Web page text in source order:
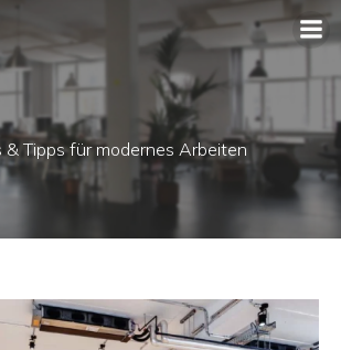
& Tipps für modernes Arbeiten